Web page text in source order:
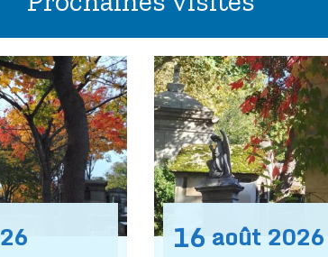
16 août 2026